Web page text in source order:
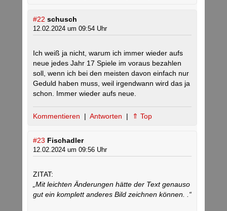
#22 schusch
12.02.2024 um 09:54 Uhr
Ich weiß ja nicht, warum ich immer wieder aufs
neue jedes Jahr 17 Spiele im voraus bezahlen
soll, wenn ich bei den meisten davon einfach nur
Geduld haben muss, weil irgendwann wird das ja
schon. Immer wieder aufs neue.
Kommentieren | Antworten | ⇑ Top
#23 Fischadler
12.02.2024 um 09:56 Uhr
ZITAT:
„Mit leichten Änderungen hätte der Text genauso
gut ein komplett anderes Bild zeichnen können. .“